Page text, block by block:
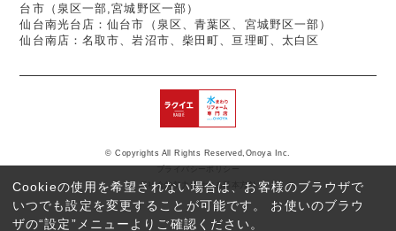
Cookieの使用を希望されない場合は、お客様のブラウザで
いつでも設定を変更することが可能です。 お使いのブラウ
ザの“設定”メニューよりご確認ください。
反社会的勢力に対する基本方針
© Copyrights All Rights Reserved,Onoya Inc.
台市（泉区一部,宮城野区一部）
仙台南光台店：仙台市（泉区、青葉区、宮城野区一部）
仙台南店：名取市、岩沼市、柴田町、亘理町、太白区